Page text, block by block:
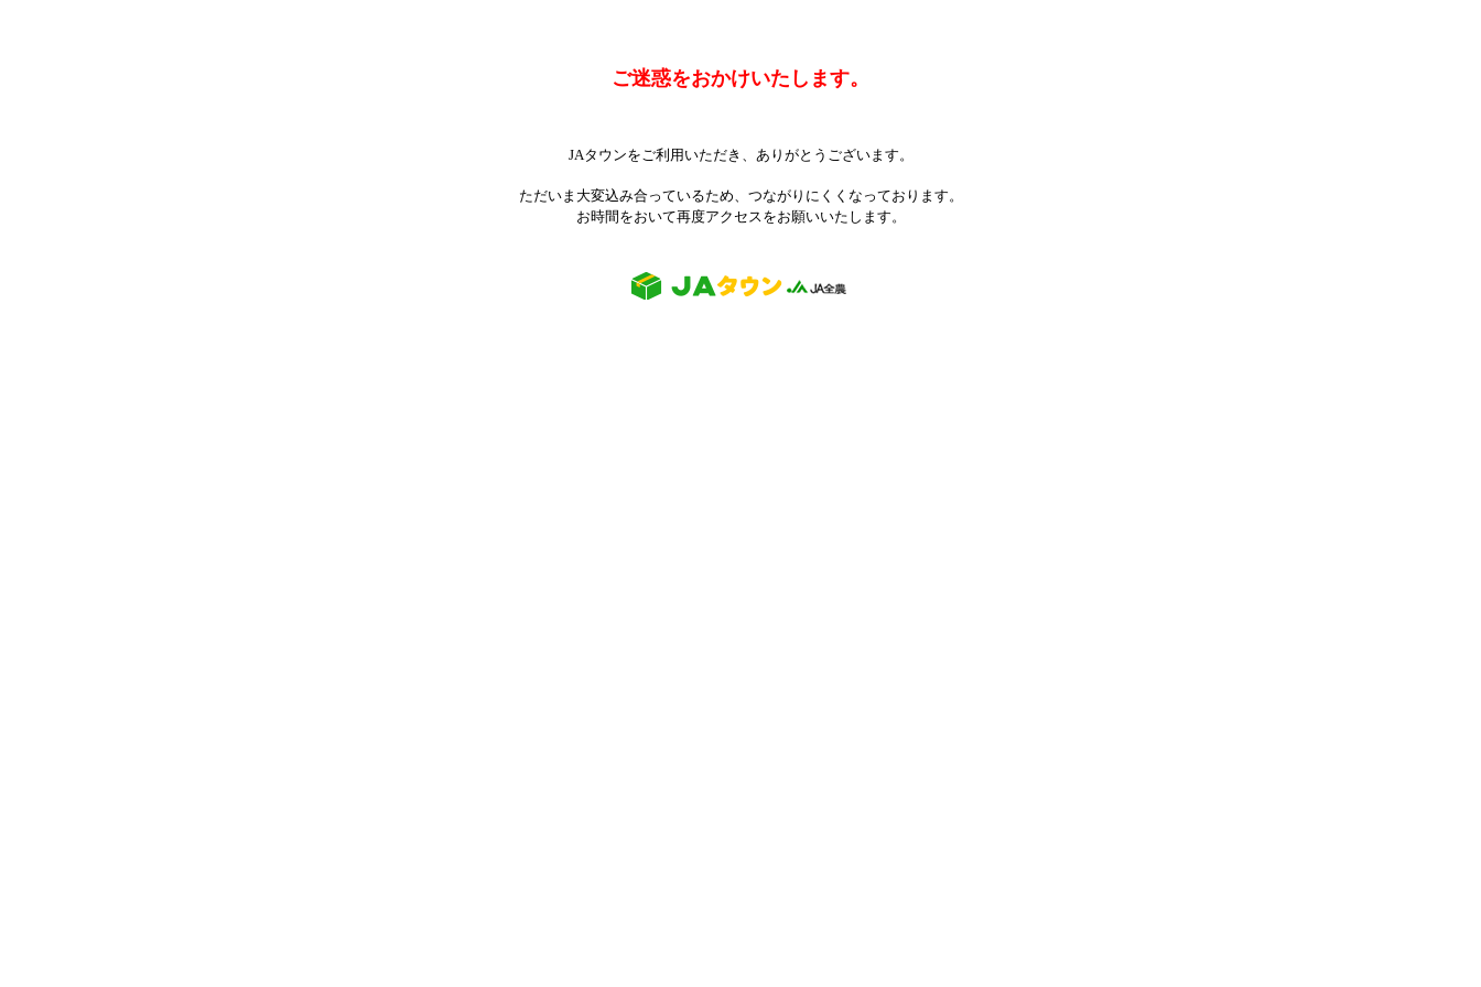
ご迷惑をおかけいたします。
JAタウンをご利用いただき、ありがとうございます。
ただいま大変込み合っているため、つながりにくくなっております。
お時間をおいて再度アクセスをお願いいたします。